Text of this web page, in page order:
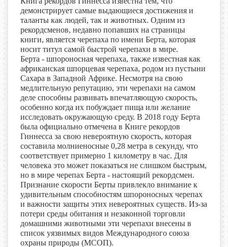
демонстрирует самые выдающиеся достижения и
таланты как людей, так и животных. Одним из
рекордсменов, недавно попавших на страницы
книги, является черепаха по имени Берта, которая
носит титул самой быстрой черепахи в мире.
Берта - шпороносная черепаха, также известная как
африканская шпорцевая черепаха, родом из пустыни
Сахара в Западной Африке. Несмотря на свою
медлительную репутацию, эти черепахи на самом
деле способны развивать впечатляющую скорость,
особенно когда их побуждает пища или желание
исследовать окружающую среду. В 2018 году Берта
была официально отмечена в Книге рекордов
Гиннесса за свою невероятную скорость, которая
составила молниеносные 0,28 метра в секунду, что
соответствует примерно 1 километру в час. Для
человека это может показаться не слишком быстрым,
но в мире черепах Берта - настоящий рекордсмен.
Признание скорости Берты привлекло внимание к
удивительным способностям шпороносных черепах
и важности защиты этих невероятных существ. Из-за
потери среды обитания и незаконной торговли
домашними животными эти черепахи внесены в
список уязвимых видов Международного союза
охраны природы (МСОП).